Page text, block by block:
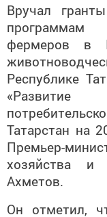
Вручал
программам
фермеров в
Республике
«Развитие
Татарстан на
Премьер-
хозяйства и
Ахметов.
Он отметил,